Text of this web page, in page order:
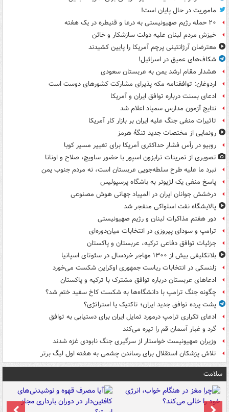
ماموریت در حال پایان است!
۲۰ حمله رژیم صهیونیستی به درعا و قنیطره در یک هفته
خیزش مردم لبنان علیه دولت سازشکار و خائن
معترضان آرژانتینی پرچم آمریکا را پایین کشیدند
شکاف‌های عمیق در اسرائیل!
هشدار مقام ارشد یمن به عربستان سعودی
اردوغان: توافقنامه مکه پذیرای مشارکت کشورهای دوست است
ادعای بسنت درباره توافق ایران و آمریکا
نتایج آزمون مدارس سمپاد اعلام شد
تاثیرات منفی جنگ علیه ایران بر بازار کار آمریکا
رونمایی از مختصات جدید تنگۀ هرمز
روبیو در رأس فشار حداکثری آمریکا برای تغییر مسیر کوبا
تصویری از تمرینات ترابزون اسپور با حضور ساویچ، صلاح و اونانا
نبرد ما علیه طرح سلطه‌جویی عربستان است، نه مردم جنوب یمن
پاسخ منفی یک لژیونر به باشگاه پرسپولیس
درخشش جوانان ایران در المپیاد جهانی هوش مصنوعی
پالایشگاه نفت اسلواکی منفجر شد
دور هفتم مذاکرات لبنان و رژیم صهیونیستی
ترامپ و سودای پیروزی در انتخابات میان‌دوره‌ای
جزئیات توافق دفاعی ترکیه، عربستان و پاکستان
بلاتکلیفی بیش از ۱۳۰۰ مهاجر خردسال در سئوتای اسپانیا
زلنسکی در انتخابات ریاست جمهوری اوکراین شکست می‌خورد
ادعاهای عربستان درباره توافق مشترک با ترکیه و پاکستان
چگونه جنگ ترامپ با دانشگاه‌ها به شکست کاخ سفید ختم شد؟
پشت پرده توافق جدید ایران؛ تاکتیک یا استراتژی؟
ادعای تکراری ترامپ درمورد تمایل ایران برای دستیابی به توافق
گرد و غبار آسمان قم را تیره می‌کند
وزیران صهیونیست خواستار از سرگیری جنگ نابودی غزه شدند
تلاش پزشکان استقلال برای رساندن چشمی به هفته اول لیگ برتر
سلامت